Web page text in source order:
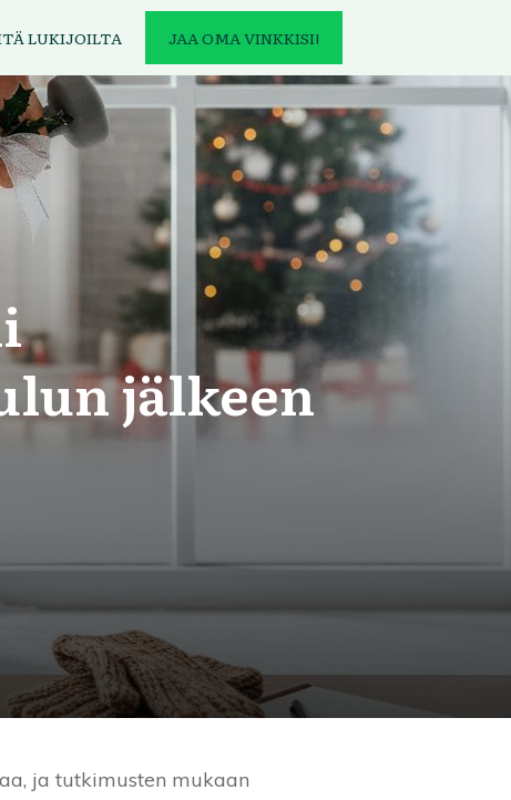
LUKIJOILTA JAA OMA VINKKISI!
jälkeen
ja tutkimusten mukaan